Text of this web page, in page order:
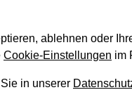
ablehnen oder
Cookie-Einstellungen im
in unserer